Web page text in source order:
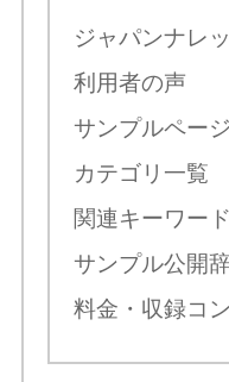
ジャパンナレ
利用者の声
サンプルペー
カテゴリ一覧
関連キーワー
サンプル公開
料金・収録コ